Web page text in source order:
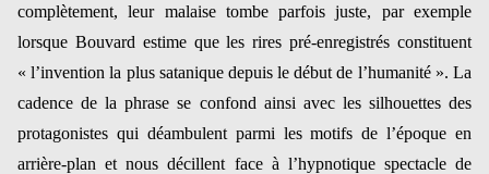
complètement, leur malaise tombe parfois juste, par exemple
lorsque Bouvard estime que les rires pré-enregistrés constituent
« l’invention la plus satanique depuis le début de l’humanité ». La
cadence de la phrase se confond ainsi avec les silhouettes des
protagonistes qui déambulent parmi les motifs de l’époque en
arrière-plan et nous décillent face à l’hypnotique spectacle de